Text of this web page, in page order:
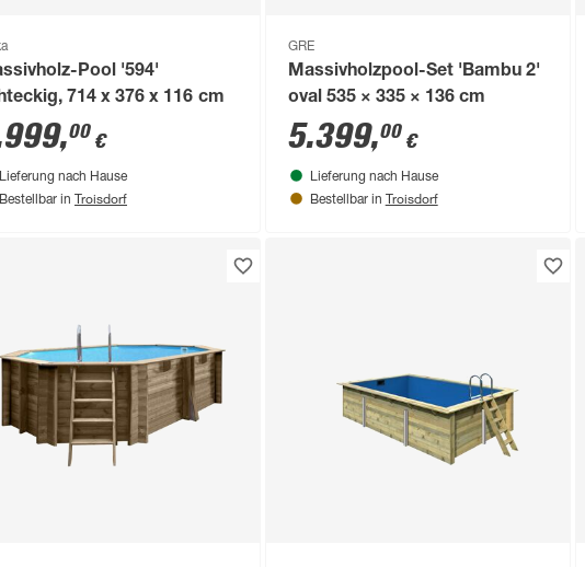
Pool '594'
714 x 376 x 116 cm
,00 €
Lieferung nach Hause
Bestellbar in Troisdorf
GRE
Massivholzpool-Set 'Bambu 2'
oval 535 × 335 × 136 cm
5.399,00€
Lieferung nach Hause
Bestellbar in Troisdorf